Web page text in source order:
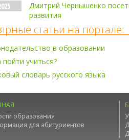
Дмитрий Чернышенко
развития
статьи на портале:
в образовании
пойти учиться?
словарь русского языка
образования
для абитуриентов